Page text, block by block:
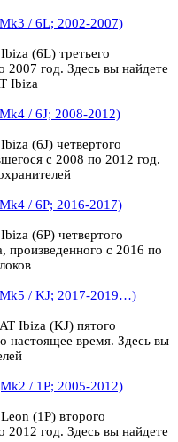
/ 6L; 2002-2007)
(6L) третьего
2007 год. Здесь вы найдете
Ibiza
/ 6J; 2008-2012)
(6J) четвертого
с 2008 по 2012 год.
/ 6P; 2016-2017)
(6P) четвертого
произведенного с 2016 по
/ KJ; 2017-2019…)
Ibiza (KJ) пятого
настоящее время. Здесь вы
/ 1P; 2005-2012)
(1P) второго
2012 год. Здесь вы найдете